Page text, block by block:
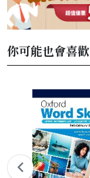
你可能也會喜歡